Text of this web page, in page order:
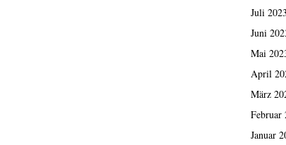
Juli 2023
Juni
Mai
April
März
Februar
Januar